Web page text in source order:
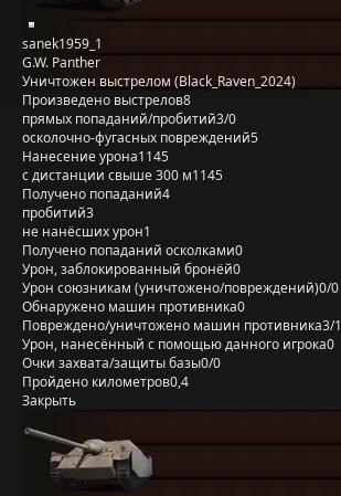
sanek1959_1
G.W. Panther
Уничтожен выстрелом (Black_Raven_2024)
Произведено выстрелов8
прямых попаданий/пробитий3/0
осколочно-фугасных повреждений5
Нанесение урона1145
с дистанции свыше 300 м1145
Получено попаданий4
пробитий3
не нанёсших урон1
Получено попаданий осколками0
Урон, заблокированный бронёй0
Урон союзникам (уничтожено/повреждений)0/0
Обнаружено машин противника0
Повреждено/уничтожено машин противника3/1
Урон, нанесённый с помощью данного игрока0
Очки захвата/защиты базы0/0
Пройдено километров0,4
Закрыть